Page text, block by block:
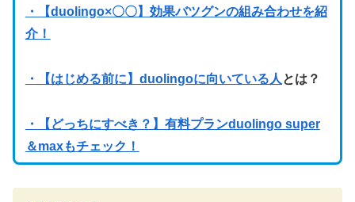
・【duolingo×〇〇】効果バツグンの組み合わせを紹
介！
・【はじめる前に】duolingoに向いている人 とは？
・【どっちにすべき？】有料プランduolingo super
＆maxもチェック！